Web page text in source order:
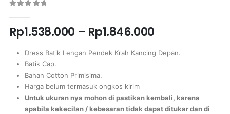
Rp1.538.000 – Rp1.846.000
Dress Batik Lengan Pendek Krah Kancing Depan.
Batik Cap.
Bahan Cotton Primisima.
Harga belum termasuk ongkos kirim
Untuk ukuran nya mohon di pastikan kembali, karena
apabila kekecilan / kebesaran tidak dapat ditukar dan di